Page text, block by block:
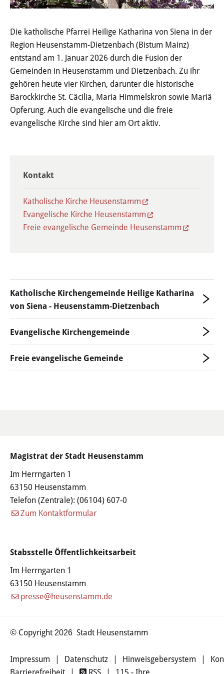
Die katholische Pfarrei Heilige Katharina von Siena in der
Region Heusenstamm-Dietzenbach (Bistum Mainz)
entstand am 1. Januar 2026 durch die Fusion der
Gemeinden in Heusenstamm und Dietzenbach. Zu ihr
gehören heute vier Kirchen, darunter die historische
Barockkirche St. Cäcilia, Maria Himmelskronsowie Mariä
Opferung. Auch die evangelische und die freie
evangelische Kirche sind hier am Ort aktiv.
Kontakt
Katholische Kirche Heusenstamm
Evangelische Kirche Heusenstamm
Freie evangelische Gemeinde Heusenstamm
Katholische Kirchengemeinde Heilige Katharina
von Siena - Heusenstamm-Dietzenbach
Evangelische Kirchengemeinde
Freie evangelische Gemeinde
Magistrat der Stadt Heusenstamm
Im Herrngarten 1
63150 Heusenstamm
Telefon (Zentrale): (06104) 607-0
Zum Kontaktformular
Stabsstelle Öffentlichkeitsarbeit
Im Herrngarten 1
63150 Heusenstamm
presse@heusenstamm.de
© Copyright 2026 Stadt Heusenstamm
Impressum | Datenschutz | Hinweisgebersystem |
Barrierefreiheit
| RSS | 115 - Ihre
Wertstoffhof
Wasser & Abwasser
Ortsgerichte & Schiedsamt
Verwaltung & Politik
Satzungen & Stadtrecht
Ehrungen
Haushalt
Gremien
Kinder- und Jugendparlament
Danke für die Anmeldung
Wahlen
Öffentliche Bekanntmachungen
Offenlagen
Publikationen
Tourismus
Sehenswürdigkeiten
Stadtführungen